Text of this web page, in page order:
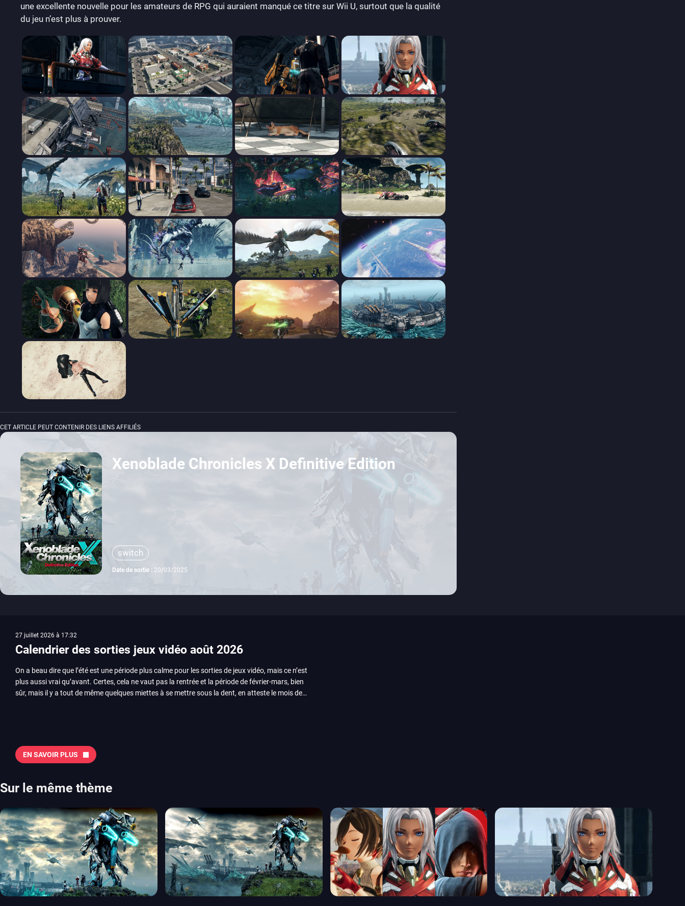
une excellente nouvelle pour les amateurs de RPG qui auraient manqué ce titre sur Wii U, surtout que la qualité
du jeu n’est plus à prouver.
CET ARTICLE PEUT CONTENIR DES LIENS AFFILIÉS
Xenoblade Chronicles X Definitive Edition
switch
Date de sortie : 20/03/2025
27 juillet 2026 à 17:32
Calendrier des sorties jeux vidéo août 2026
On a beau dire que l’été est une période plus calme pour les sorties de jeux vidéo, mais ce n’est
plus aussi vrai qu’avant. Certes, cela ne vaut pas la rentrée et la période de février-mars, bien
sûr, mais il y a tout de même quelques miettes à se mettre sous la dent, en atteste le mois de
Tokon ou encore Beast of Reincarnation, qui nous montre que Game Freak sait faire autre
chose d’ambitieux que Pokémon. On n’oubliera pas la période de Gamescom, avec Star Wars,
2026 Vous trouverez ici tous les jeux majeurs qui sortiront au mois de juin. Vous trouverez
aussi les jeux de ce mois dans notre page dédiée…
EN SAVOIR PLUS
Sur le même thème